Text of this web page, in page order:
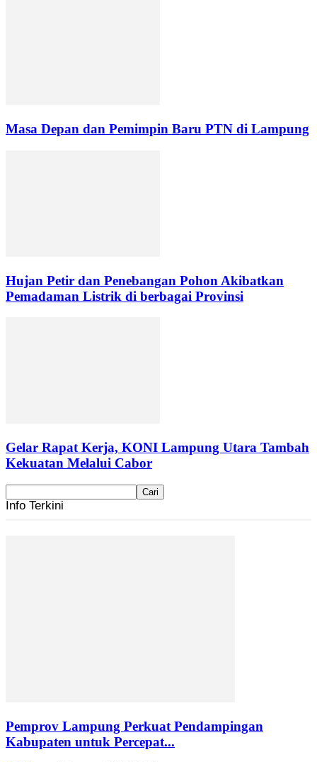
Masa Depan dan Pemimpin Baru PTN di Lampung
Hujan Petir dan Penebangan Pohon Akibatkan
Pemadaman Listrik di berbagai Provinsi
Gelar Rapat Kerja, KONI Lampung Utara Tambah
Kekuatan Melalui Cabor
Info Terkini
Pemprov Lampung Perkuat Pendampingan
Kabupaten untuk Percepat...